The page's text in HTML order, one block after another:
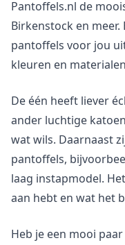
Pantoffels.nl de
Birkenstock en
pantoffels voor jou
kleuren en
De één heeft liever
ander luchtige
wat wils. Daarnaast
pantoffels,
laag instapmodel.
aan hebt en wat het
Heb je een mooi